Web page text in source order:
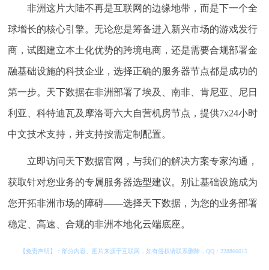
非洲这片大陆不再是互联网的边缘地带，而是下一个全
球增长的核心引擎。无论您是筹备进入新兴市场的游戏发行
商，试图建立本土化优势的跨境电商，还是需要合规部署金
融基础设施的科技企业，选择正确的服务器节点都是成功的
第一步。天下数据在非洲部署了埃及、南非、肯尼亚、尼日
利亚、科特迪瓦及摩洛哥六大自营机房节点，提供7x24小时
中文技术支持，并支持按需定制配置。
立即访问天下数据官网，与我们的解决方案专家沟通，
获取针对您业务的专属服务器选型建议。别让基础设施成为
您开拓非洲市场的障碍——选择天下数据，为您的业务部署
稳定、高速、合规的非洲本地化云端底座。
【免责声明】：部分内容、图片来源于互联网，如有侵权请联系删除，QQ：228866015